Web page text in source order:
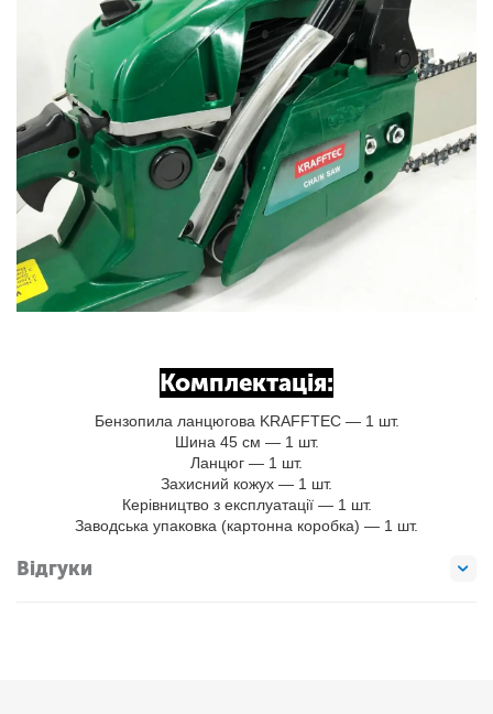
Комплектація:
Бензопила ланцюгова KRAFFTEC — 1 шт.
Шина 45 см — 1 шт.
Ланцюг — 1 шт.
Захисний кожух — 1 шт.
Керівництво з експлуатації — 1 шт.
Заводська упаковка (картонна коробка) — 1 шт.
Відгуки